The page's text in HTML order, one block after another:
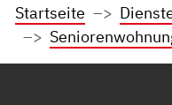
Startseite